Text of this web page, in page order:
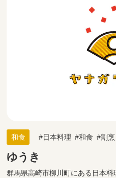
和食 日本料理 和食 割烹
ゆうき
群馬県高崎市柳川町にある日本料